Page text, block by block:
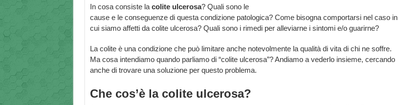
In cosa consiste la colite ulcerosa? Quali sono le
cause e le conseguenze di questa condizione patologica? Come bisogna comportarsi nel caso in
cui siamo affetti da colite ulcerosa? Quali sono i rimedi per alleviarne i sintomi e/o guarirne?
La colite è una condizione che può limitare anche notevolmente la qualità di vita di chi ne soffre.
Ma cosa intendiamo quando parliamo di “colite ulcerosa”? Andiamo a vederlo insieme, cercando
anche di trovare una soluzione per questo problema.
Che cos’è la colite ulcerosa?